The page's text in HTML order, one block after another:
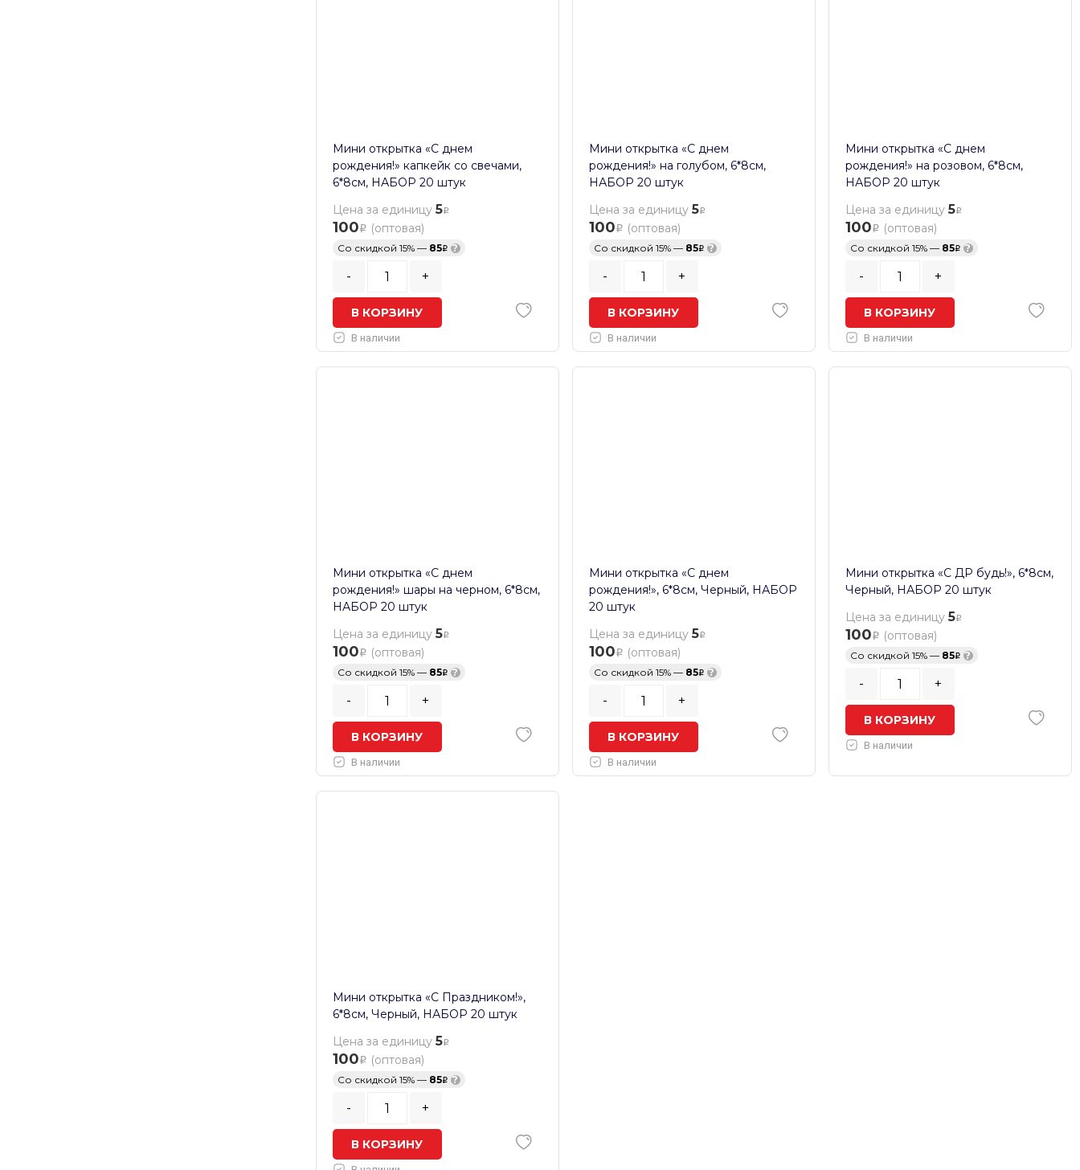
Мини открытка «С днем
рождения!» капкейк со свечами,
6*8см, НАБОР 20 штук
Цена за единицу 5
100 (оптовая)
Со скидкой 15% — 85 ?
- +
В КОРЗИНУ
В наличии
Мини открытка «С днем
рождения!» на голубом, 6*8см,
НАБОР 20 штук
Цена за единицу 5
100 (оптовая)
Со скидкой 15% — 85 ?
- +
В КОРЗИНУ
В наличии
Мини открытка «С днем
рождения!» на розовом, 6*8см,
НАБОР 20 штук
Цена за единицу 5
100 (оптовая)
Со скидкой 15% — 85 ?
- +
В КОРЗИНУ
В наличии
Мини открытка «С днем
рождения!» шары на черном, 6*8см,
НАБОР 20 штук
Цена за единицу 5
100 (оптовая)
Со скидкой 15% — 85 ?
- +
В КОРЗИНУ
В наличии
Мини открытка «С днем
рождения!», 6*8см, Черный, НАБОР
20 штук
Цена за единицу 5
100 (оптовая)
Со скидкой 15% — 85 ?
- +
В КОРЗИНУ
В наличии
Мини открытка «С ДР будь!», 6*8см,
Черный, НАБОР 20 штук
Цена за единицу 5
100 (оптовая)
Со скидкой 15% — 85 ?
- +
В КОРЗИНУ
В наличии
Мини открытка «С Праздником!»,
6*8см, Черный, НАБОР 20 штук
Цена за единицу 5
100 (оптовая)
Со скидкой 15% — 85 ?
- +
В КОРЗИНУ